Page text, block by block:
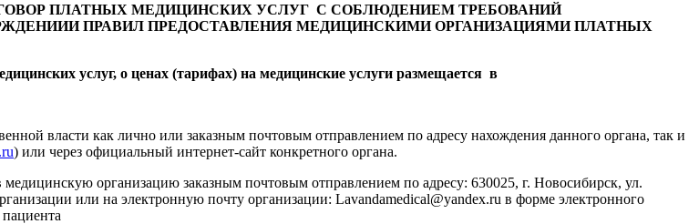
ПЛАТНЫХ МЕДИЦИНСКИХ УСЛУГ С СОБЛЮДЕНИЕМ ТРЕБОВАНИЙ
ПРАВИЛ ПРЕДОСТАВЛЕНИЯ МЕДИЦИНСКИМИ ОРГАНИЗАЦИЯМИ ПЛАТНЫХ
услуг, о ценах (тарифах) на медицинские услуги размещается в
власти как лично или заказным почтовым отправлением по адресу нахождения данного органа, так и
) или через официальный интернет-сайт конкретного органа.
организацию заказным почтовым отправлением по адресу: 630025, г. Новосибирск, ул.
или на электронную почту организации: Lavandamedical@yandex.ru в форме электронного